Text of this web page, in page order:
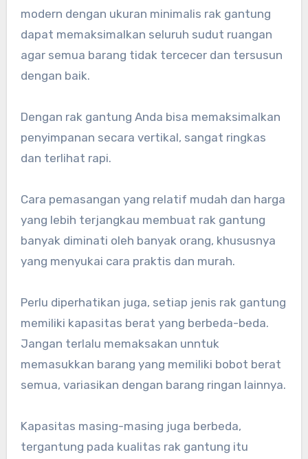
modern dengan ukuran minimalis rak gantung
dapat memaksimalkan seluruh sudut ruangan
agar semua barang tidak tercecer dan tersusun
dengan baik.
Dengan rak gantung Anda bisa memaksimalkan
penyimpanan secara vertikal, sangat ringkas
dan terlihat rapi.
Cara pemasangan yang relatif mudah dan harga
yang lebih terjangkau membuat rak gantung
banyak diminati oleh banyak orang, khususnya
yang menyukai cara praktis dan murah.
Perlu diperhatikan juga, setiap jenis rak gantung
memiliki kapasitas berat yang berbeda-beda.
Jangan terlalu memaksakan unntuk
memasukkan barang yang memiliki bobot berat
semua, variasikan dengan barang ringan lainnya.
Kapasitas masing-masing juga berbeda,
tergantung pada kualitas rak gantung itu